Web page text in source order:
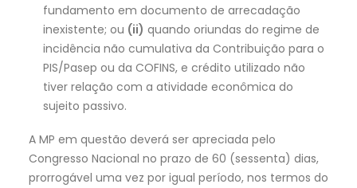
fundamento em documento de arrecadação
inexistente; ou (ii) quando oriundas do regime de
incidência não cumulativa da Contribuição para o
PIS/Pasep ou da COFINS, e crédito utilizado não
tiver relação com a atividade econômica do
sujeito passivo.
A MP em questão deverá ser apreciada pelo
Congresso Nacional no prazo de 60 (sessenta) dias,
prorrogável uma vez por igual período, nos termos do